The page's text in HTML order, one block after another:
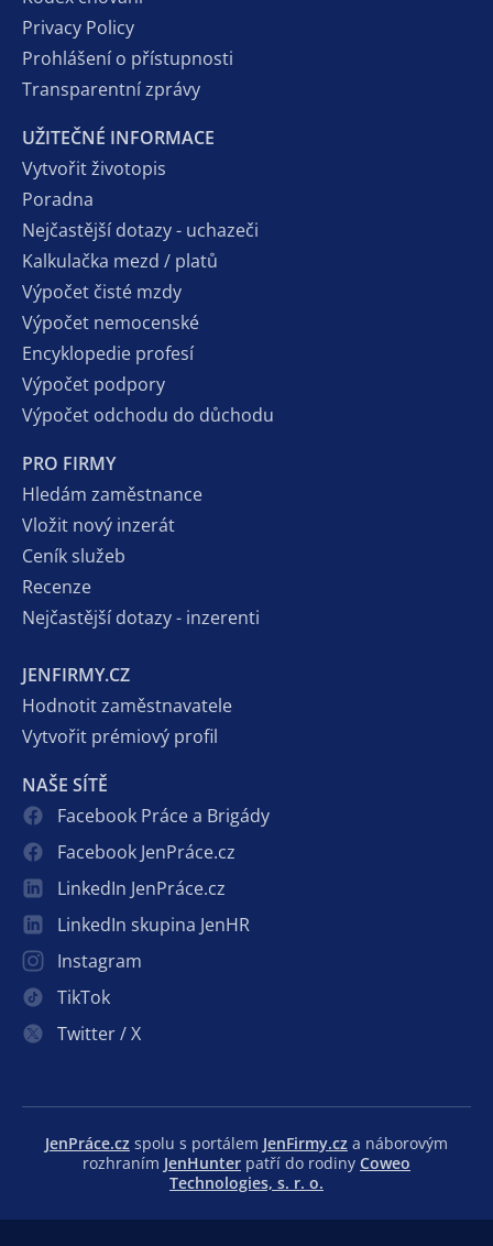
Privacy Policy
Prohlášení o přístupnosti
Transparentní zprávy
UŽITEČNÉ INFORMACE
Vytvořit životopis
Poradna
Nejčastější dotazy - uchazeči
Kalkulačka mezd / platů
Výpočet čisté mzdy
Výpočet nemocenské
Encyklopedie profesí
Výpočet podpory
Výpočet odchodu do důchodu
PRO FIRMY
Hledám zaměstnance
Vložit nový inzerát
Ceník služeb
Recenze
Nejčastější dotazy - inzerenti
JENFIRMY.CZ
Hodnotit zaměstnavatele
Vytvořit prémiový profil
NAŠE SÍTĚ
Facebook Práce a Brigády
Facebook JenPráce.cz
LinkedIn JenPráce.cz
LinkedIn skupina JenHR
Instagram
TikTok
Twitter / X
JenPráce.cz spolu s portálem JenFirmy.cz a náborovým
rozhraním JenHunter patří do rodiny Coweo
Technologies, s. r. o.